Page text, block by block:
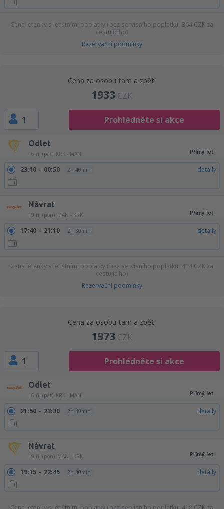
Cena letenky s letištními poplatky (bez servisního poplatku: 364 CZK za
cestujícího)
Rezervační podmínky
Cena za osobu tam a zpět:
1933 CZK
1 Prohlédněte si akce
Odlet
16 říj (pát) KRK - MAN Přímý let
23:10 00:50 2h 40min detaily
Návrat
19 říj (pon) MAN - KRK Přímý let
17:40 21:10 2h 30min detaily
Cena letenky s letištními poplatky (bez servisního poplatku: 414 CZK za
cestujícího)
Rezervační podmínky
Cena za osobu tam a zpět:
1973 CZK
1 Prohlédněte si akce
Odlet
16 říj (pát) KRK - MAN Přímý let
21:50 23:30 2h 40min detaily
Návrat
19 říj (pon) MAN - KRK Přímý let
19:15 22:45 2h 30min detaily
Cena letenky s letištními poplatky (bez servisního poplatku: 418 CZK za